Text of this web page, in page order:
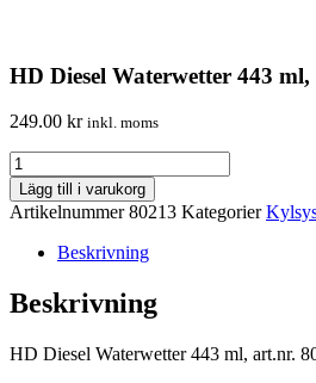
HD Diesel Waterwetter 443
249.00 kr inkl. moms
HD
Diesel
Waterwetter
443
802132149
mängd
Lägg till i varukorg
Artikelnummer80213 Kategorier
Beskrivning
Beskrivning
HD Diesel Waterwetter 443 ml, art.nr.